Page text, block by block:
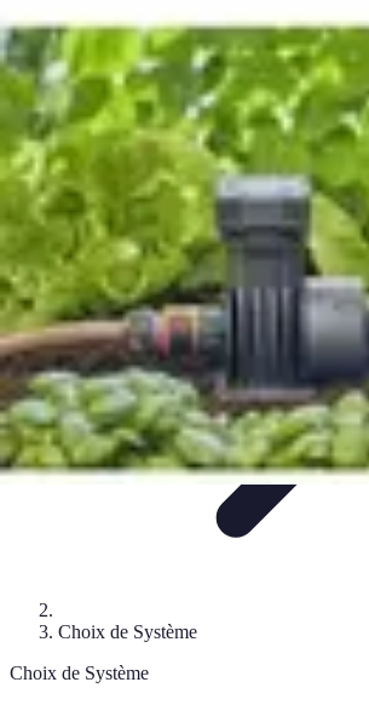
Système Irrigation
InstallationMaintenance Innovations en irrigation
Réglages Entretien et Maintenance
Système Irrigation
Choix de Système
Choix de Système